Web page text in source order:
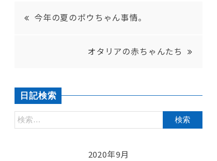
今年の夏のポウちゃん事情。
オタリアの赤ちゃんたち
日記検索
2020年9月